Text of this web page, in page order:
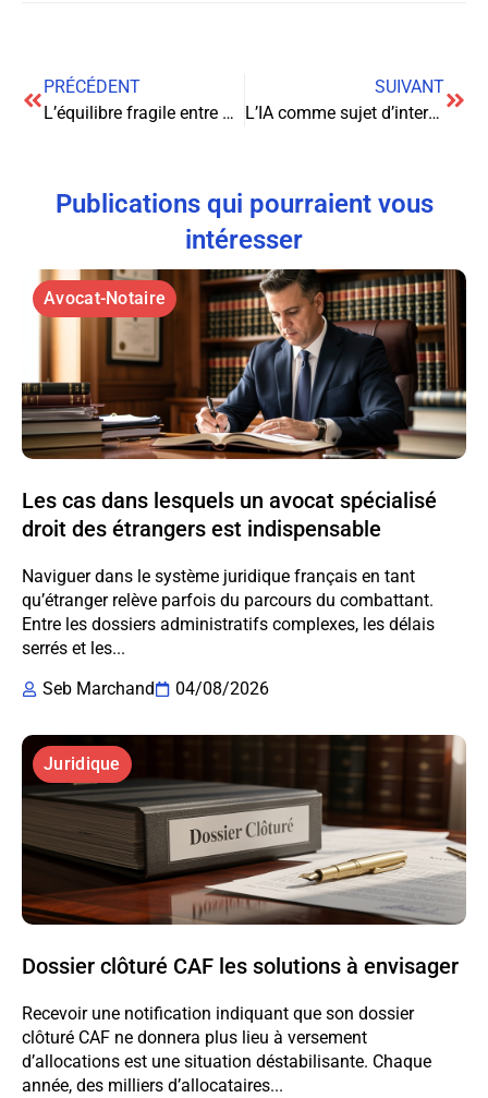
PRÉCÉDENT
L’équilibre fragile entre développement urbain et préservation : Le parcours des autorisations administratives en ville
SUIVANT
L’IA comme sujet d’interprétation juridique : l’affaire NeuraTech c. État français de 2025
Publications qui pourraient vous
intéresser
Avocat-Notaire
Les cas dans lesquels un avocat spécialisé
droit des étrangers est indispensable
Naviguer dans le système juridique français en tant
qu’étranger relève parfois du parcours du combattant.
Entre les dossiers administratifs complexes, les délais
serrés et les...
Seb Marchand
04/08/2026
Juridique
Dossier clôturé CAF les solutions à envisager
Recevoir une notification indiquant que son dossier
clôturé CAF ne donnera plus lieu à versement
d’allocations est une situation déstabilisante. Chaque
année, des milliers d’allocataires...